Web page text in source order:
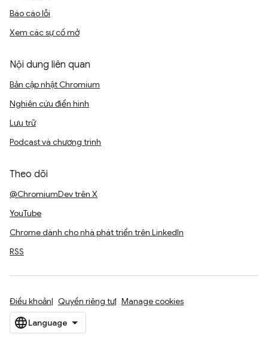
Báo cáo lỗi
Xem các sự cố mở
Nội dung liên quan
Bản cập nhật Chromium
Nghiên cứu điển hình
Lưu trữ
Podcast và chương trình
Theo dõi
@ChromiumDev trên X
YouTube
Chrome dành cho nhà phát triển trên LinkedIn
RSS
Điều khoản Quyền riêng tư Manage cookies